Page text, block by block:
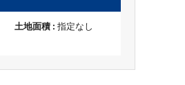
土地面積 : 指定なし